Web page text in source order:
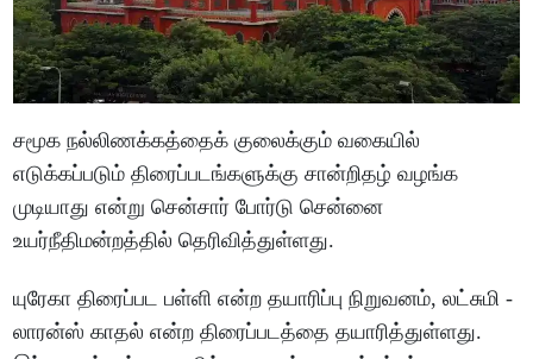
சமூக நல்லிணக்கத்தைக் குலைக்கும் வகையில்
எடுக்கப்படும் திரைப்படங்களுக்கு சான்றிதழ் வழங்க
முடியாது என்று சென்சார் போர்டு சென்னை
உயர்நீதிமன்றத்தில் தெரிவித்துள்ளது.
யுரேகா திரைப்பட பள்ளி என்ற தயாரிப்பு நிறுவனம், லட்சுமி -
லாரன்ஸ் காதல் என்ற திரைப்படத்தை தயாரித்துள்ளது.